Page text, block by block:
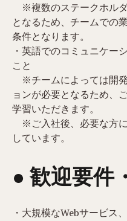
※複数のステークホル
となるため、チームでの
条件となります。
・英語でのコミュニケー
こと
※チームによっては開
ョンが必要となるため、
学習いただきます。
※ご入社後、必要な方
しています。
● 歓迎要件
・大規模なWebサービス